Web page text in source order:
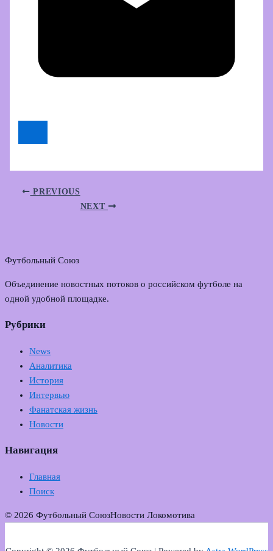
PREVIOUS
NEXT
Футбольный Союз
Объединение новостных потоков о российском футболе на
одной удобной площадке.
Рубрики
News
Аналитика
История
Интервью
Фанатская жизнь
Новости
Навигация
Главная
Поиск
© 2026 Футбольный СоюзНовости Локомотива